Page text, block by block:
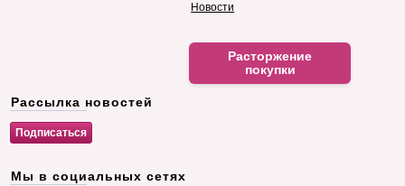
Новости
Расторжение
покупки
Рассылка новостей
Мы в социальных сетях